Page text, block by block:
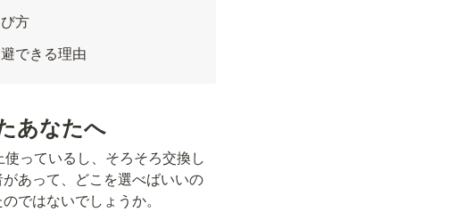
方
できる理由
あなたへ
っているし、そろそろ交換し
あって、どこを選べばいいの
ではないでしょうか。